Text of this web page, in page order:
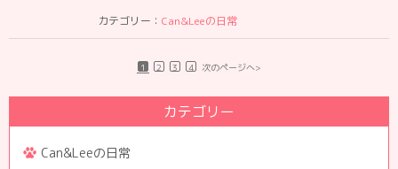
カテゴリー： Can&Leeの日常
1 2 3 4 次のページへ>
カテゴリー
Can&Leeの日常